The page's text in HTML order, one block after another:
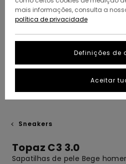
Sneakers
Topaz C3 3.0
Sapatilhas de pele Bege
mais informações, consulta a
política de privacidade
Definições de
Aceitar